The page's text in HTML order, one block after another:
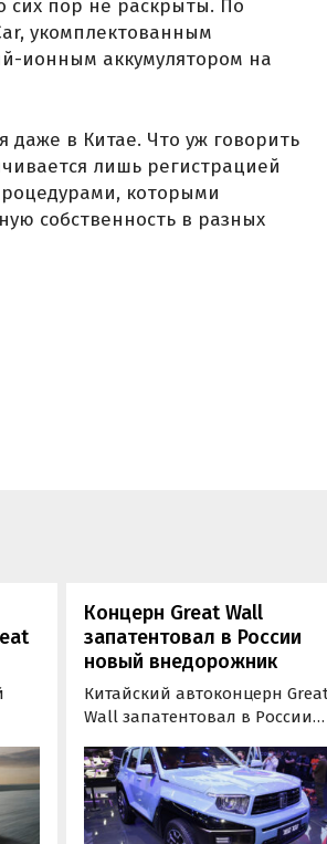
сих пор не раскрыты. По
укомплектованным
ионным аккумулятором на
даже в Китае. Что уж говорить
лишь регистрацией
которыми
собственность в разных
Концерн Great Wall
запатентовал в России
новый внедорожник
Китайский автоконцерн
Wall запатентовал в России
внедорожника Tank 700,
дебютировавшего на
прошлогоднем автосалоне в
Шанхае.